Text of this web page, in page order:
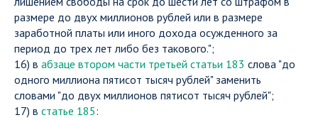
размере до двух миллионов рублей или в размере
заработной платы или иного дохода осужденного за
период до трех лет либо без такового.";
16) в абзаце втором части третьей статьи 183 слова "до
одного миллиона пятисот тысяч рублей" заменить
словами "до двух миллионов пятисот тысяч рублей";
17) в статье 185: